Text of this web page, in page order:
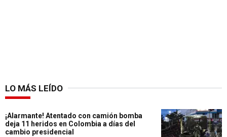
LO MÁS LEÍDO
¡Alarmante! Atentado con camión bomba
deja 11 heridos en Colombia a días del
cambio presidencial